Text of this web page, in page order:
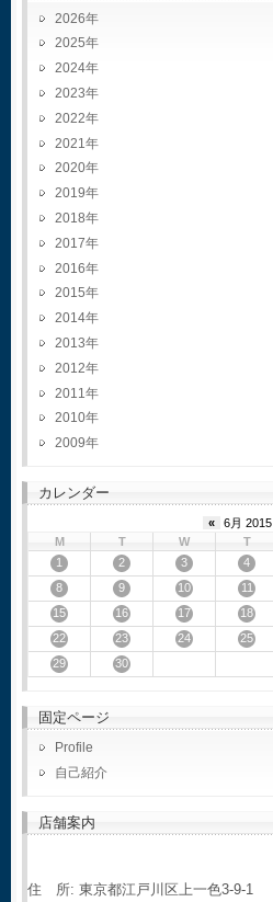
2026
2025
2024
2023
2022
2021
2020
2019
2018
2017
2016
2015
2014
2013
2012
2011
2010
2009
カレンダー
« 6月 2015
M
T W T
1
2 3 4
8
9 10 11
15
16 17 18
22
23 24 25
29
30
固定ページ
Profile
自己紹介
店舗案内
住 所: 東京都江戸川区上一色3-9-1